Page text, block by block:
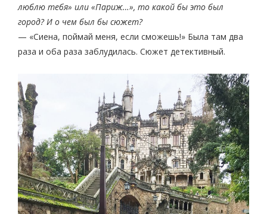
люблю тебя» или «Париж…», то какой бы это был
город? И о чем был бы сюжет?
— «Сиена, поймай меня, если сможешь!» Была там два
раза и оба раза заблудилась. Сюжет детективный.